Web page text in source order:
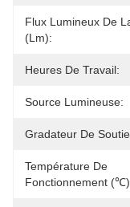
Flux Lumineux De
(lm):
Heures De Travail:
Source Lumineuse:
Gradateur De
Température De
Fonctionnement